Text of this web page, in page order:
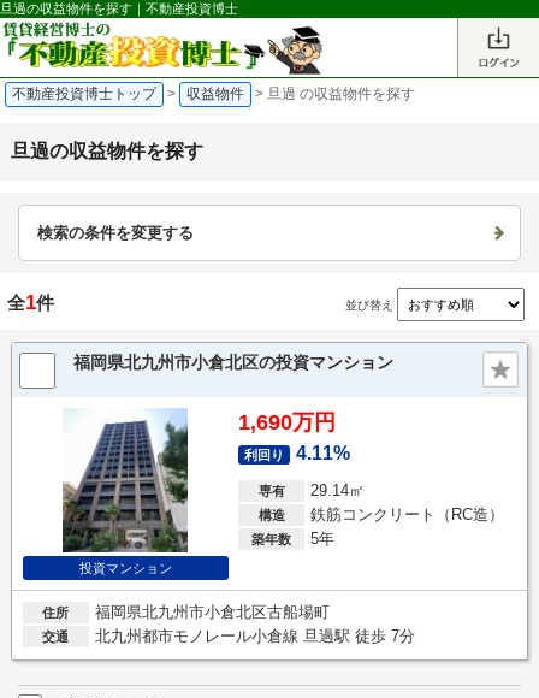
旦過の収益物件を探す｜不動産投資博士
不動産投資博士トップ > 収益物件 > 旦過 の収益物件を探す
旦過の収益物件を探す
検索の条件を変更する
全1件 並び替え
福岡県北九州市小倉北区の投資マンション
投資マンション
1,690万円
利回り 4.11%
専有 29.14㎡
構造 鉄筋コンクリート（RC造）
築年数 5年
住所 福岡県北九州市小倉北区古船場町
交通 北九州都市モノレール小倉線 旦過駅 徒歩 7分